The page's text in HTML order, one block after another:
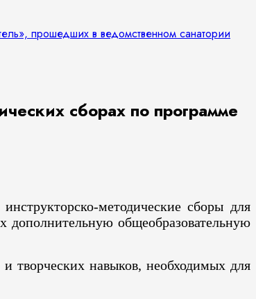
прошедших в ведомственном санатории
сборах по программе
методические сборы для
дополнительную общеобразовательную
творческих навыков, необходимых для